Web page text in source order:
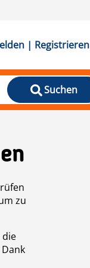
| Registrieren
Suchen
zu
die